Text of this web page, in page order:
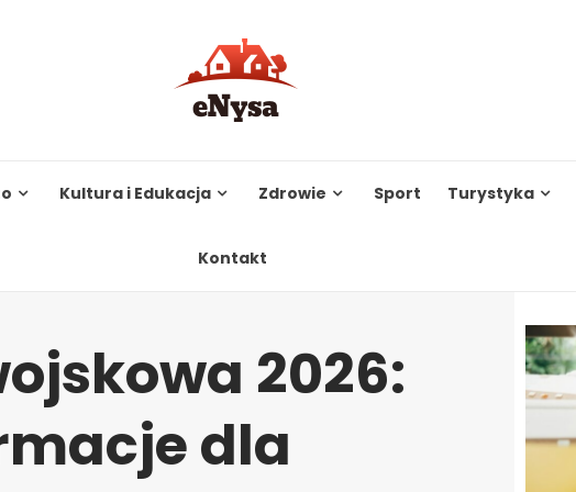
Kultura i Edukacja Zdrowie Sport Turystyka
Kontakt
2026:
dla